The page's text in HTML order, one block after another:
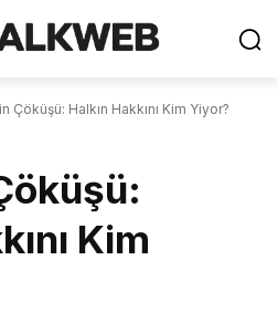
Çöküşü: Halkın Hakkını Kim Yiyor?
Kim